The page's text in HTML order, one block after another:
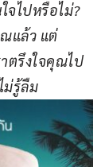
ไปหรือไม่?
แล้ว แต่
ตรึงใจคุณไป
ม่รู้ลืม